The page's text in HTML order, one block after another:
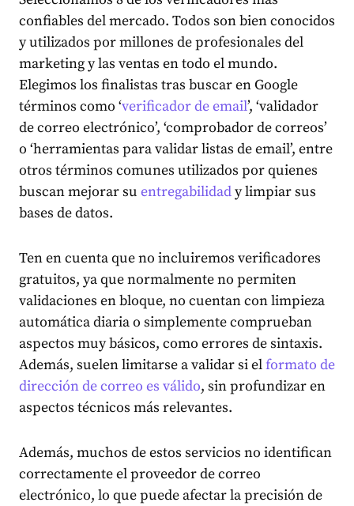
confiables del mercado. Todos son bien conocidos
y utilizados por millones de profesionales del
marketing y las ventas en todo el mundo.
Elegimos los finalistas tras buscar en Google
términos como ‘verificador de email’, ‘validador
de correo electrónico’, ‘comprobador de correos’
o ‘herramientas para validar listas de email’, entre
otros términos comunes utilizados por quienes
buscan mejorar su entregabilidady limpiar sus
bases de datos.
Ten en cuenta que no incluiremos verificadores
gratuitos, ya que normalmente no permiten
validaciones en bloque, no cuentan con limpieza
automática diaria o simplemente comprueban
aspectos muy básicos, como errores de sintaxis.
Además, suelen limitarse a validar si elformato de
dirección de correo es válido, sin profundizar en
aspectos técnicos más relevantes.
Además, muchos de estos servicios no identifican
correctamente el proveedor de correo
electrónico, lo que puede afectar la precisión de